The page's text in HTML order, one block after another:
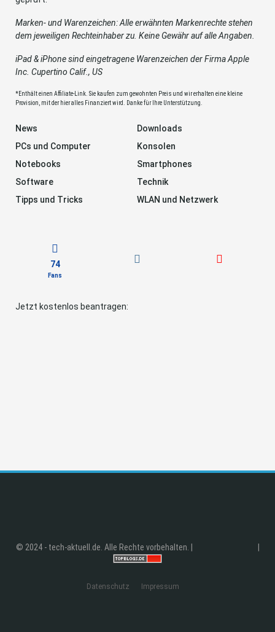
Marken- und Warenzeichen: Alle erwähnten Markenrechte stehen
dem jeweiligen Rechteinhaber zu. Keine Gewähr auf alle Angaben.
iPad & iPhone sind eingetragene Warenzeichen der Firma Apple
Inc. Cupertino Calif., US
*Enthält einen Affiliate-Link. Sie kaufen zum gewohnten Preis und wir erhalten eine kleine
Provision, mit der hier alles Finanziert wird. Danke für Ihre Unterstützung.
News
Downloads
PCs und Computer
Konsolen
Notebooks
Smartphones
Software
Technik
Tipps und Tricks
WLAN und Netzwerk
74
Fans
Jetzt kostenlos beantragen:
© 2024 - tech-aktuell.de. Alle Rechte vorbehalten. |
Datenschutz Impressum